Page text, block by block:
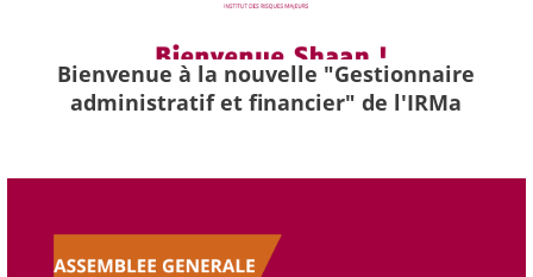
Bienvenue à la nouvelle "Gestionnaire
administratif et financier" de l'IRMa